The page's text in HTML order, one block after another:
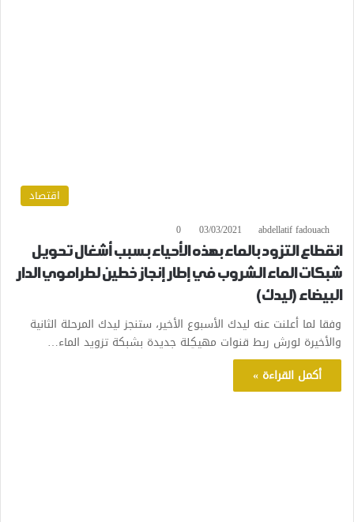
اقتصاد
abdellatif fadouach
03/03/2021
0
انقطاع التزود بالماء بهذه الأحياء بسبب أشغال تحويل
شبكات الماء الشروب في إطار إنجاز خطين لطراموي الدار
البيضاء (ليدك)
وفقا لما أعلنت عنه ليدك الأسبوع الأخير، ستنجز ليدك المرحلة الثانية
والأخيرة لورش ربط قنوات مهيكِلة جديدة بشبكة تزويد الماء…
أكمل القراءة »